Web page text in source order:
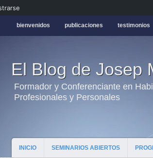
bienvenidos publicaciones testimonios
El Blog de Josep
Formador y Conferenciante en
Profesionales y Personales
INICIO SEMINARIOS ABIERTOS